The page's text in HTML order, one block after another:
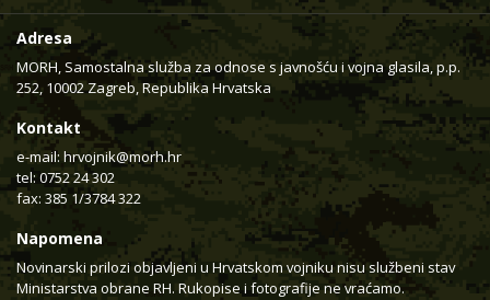
Adresa
MORH, Samostalna služba za odnose s javnošću i vojna glasila, p.p.
252, 10002 Zagreb, Republika Hrvatska
Kontakt
e-mail: hrvojnik@morh.hr
tel: 0752 24 302
fax: 385 1/3784 322
Napomena
Novinarski prilozi objavljeni u Hrvatskom vojniku nisu službeni stav
Ministarstva obrane RH. Rukopise i fotografije ne vraćamo.